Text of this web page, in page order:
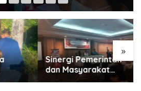
»
Sinergi Pemerintah
dan Masyarakat
Kotamobagu Erat